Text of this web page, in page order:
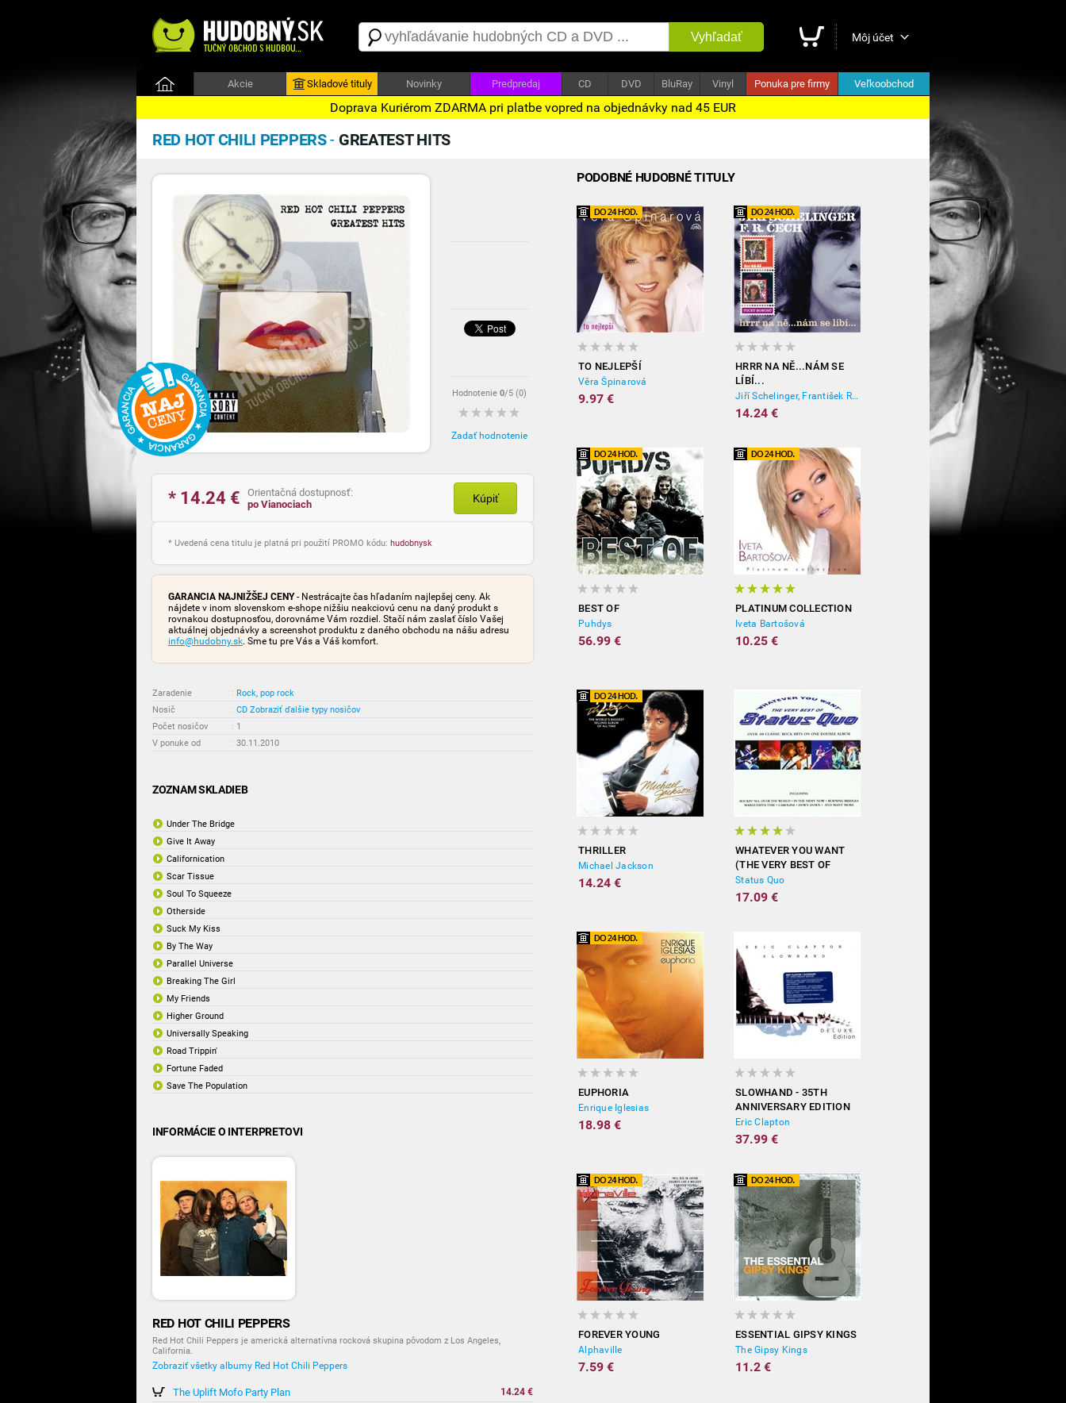
Vyhľadať Môj účet
Akcie Skladové tituly Novinky Predpredaj CD DVD BluRay Vinyl Ponuka pre firmy Veľkoobchod
Doprava Kuriérom ZDARMA pri platbe vopred na objednávky nad 45 EUR
RED HOT CHILI PEPPERS- GREATEST HITS
Hodnotenie 0/5 (0)
Zadať hodnotenie
* 14.24 €
Orientačná dostupnosť:
po Vianociach
Kúpiť
* Uvedená cena titulu je platná pri použití PROMO kódu: hudobnysk
GARANCIA NAJNIŽŠEJ CENY- Nestrácajte čas hľadaním najlepšej ceny. Ak
nájdete v inom slovenskom e-shope nižšiu neakciovú cenu na daný produkt s
rovnakou dostupnosťou, dorovnáme Vám rozdiel. Stačí nám zaslať číslo Vašej
aktuálnej objednávky a screenshot produktu z daného obchodu na nášu adresu
info@hudobny.sk. Sme tu pre Vás a Váš komfort.
Zaradenie : Rock, pop rock
Nosič
: CD Zobraziť ďalšie typy nosičov
Počet nosičov
: 1
V ponuke od
: 30.11.2010
ZOZNAM SKLADIEB
Under The Bridge
Give It Away
Californication
Scar Tissue
Soul To Squeeze
Otherside
Suck My Kiss
By The Way
Parallel Universe
Breaking The Girl
My Friends
Higher Ground
Universally Speaking
Road Trippin'
Fortune Faded
Save The Population
INFORMÁCIE O INTERPRETOVI
RED HOT CHILI PEPPERS
Red Hot Chili Peppers je americká alternatívna rocková skupina pôvodom z Los Angeles,
California.
Zobraziť všetky albumy Red Hot Chili Peppers
The Uplift Mofo Party Plan 14.24 €
PODOBNÉ HUDOBNÉ TITULY
TO NEJLEPŠÍ
Věra Špinarová
9.97 €
HRRR NA NĚ...NÁM SE
LÍBÍ...
Jiří Schelinger, František Ringo Čech
14.24 €
BEST OF
Puhdys
56.99 €
PLATINUM COLLECTION
Iveta Bartošová
10.25 €
THRILLER
Michael Jackson
14.24 €
WHATEVER YOU WANT
(THE VERY BEST OF
STATUS QUO)
Status Quo
17.09 €
EUPHORIA
Enrique Iglesias
18.98 €
SLOWHAND - 35TH
ANNIVERSARY EDITION
(DELUXE)
Eric Clapton
37.99 €
FOREVER YOUNG
Alphaville
7.59 €
ESSENTIAL GIPSY KINGS
The Gipsy Kings
11.2 €